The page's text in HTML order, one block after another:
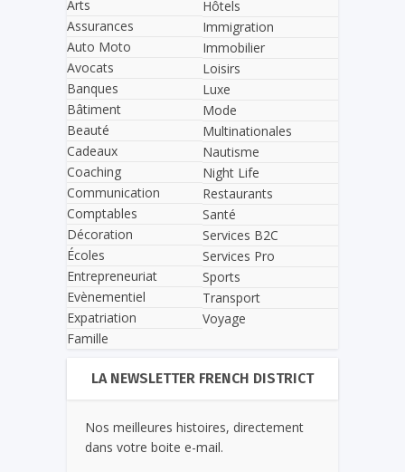
Arts
Assurances
Auto Moto
Avocats
Banques
Bâtiment
Beauté
Cadeaux
Coaching
Communication
Comptables
Décoration
Écoles
Entrepreneuriat
Evènementiel
Expatriation
Famille
Hôtels
Immigration
Immobilier
Loisirs
Luxe
Mode
Multinationales
Nautisme
Night Life
Restaurants
Santé
Services B2C
Services Pro
Sports
Transport
Voyage
LA NEWSLETTER FRENCH DISTRICT
Nos meilleures histoires, directement
dans votre boite e-mail.